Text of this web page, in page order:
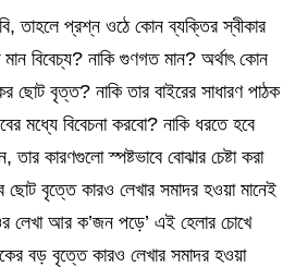
তাহলে প্রশ্ন ওঠে কোন ব্যক্তির স্বীকার
বিবেচ্য? নাকি গুণগত মান? অর্থাৎ কোন
ছোট বৃত্ত? নাকি তার বাইরের সাধারণ পাঠক
মধ্যে বিবেচনা করবো? নাকি ধরতে হবে
তার কারণগুলো স্পষ্টভাবে বোঝার চেষ্টা করা
ছোট বৃত্তে কারও লেখার সমাদর হওয়া মানেই
লেখা আর ক’জন পড়ে’ এই হেলার চোখে
বড় বৃত্তে কারও লেখার সমাদর হওয়া